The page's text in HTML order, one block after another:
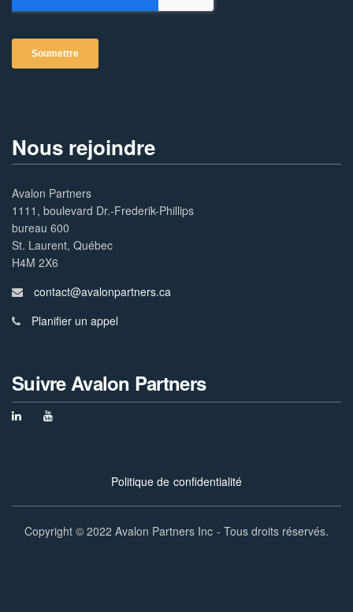
Nous rejoindre
Avalon Partners
1111, boulevard Dr.-Frederik-Phillips
bureau 600
St. Laurent, Québec
H4M 2X6
contact@avalonpartners.ca
Planifier un appel
Suivre Avalon Partners
Politique de confidentialité
Copyright © 2022 Avalon Partners Inc - Tous droits réservés.